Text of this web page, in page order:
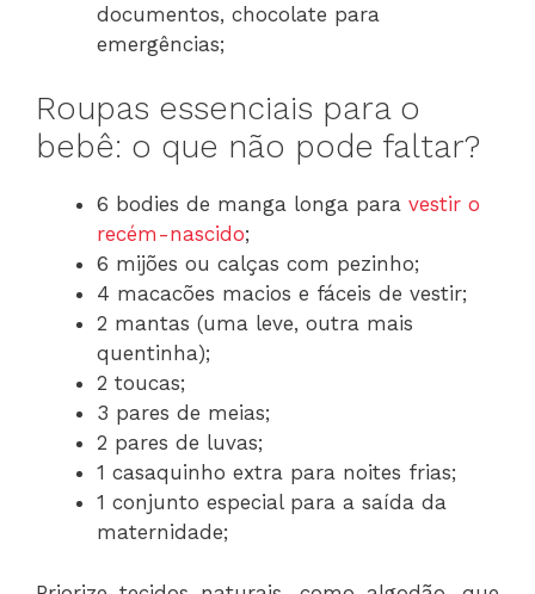
documentos, chocolate para
emergências;
Roupas essenciais para o
bebê: o que não pode faltar?
6 bodies de manga longa para vestir o
recém-nascido;
6 mijões ou calças com pezinho;
4 macacões macios e fáceis de vestir;
2 mantas (uma leve, outra mais
quentinha);
2 toucas;
3 pares de meias;
2 pares de luvas;
1 casaquinho extra para noites frias;
1 conjunto especial para a saída da
maternidade;